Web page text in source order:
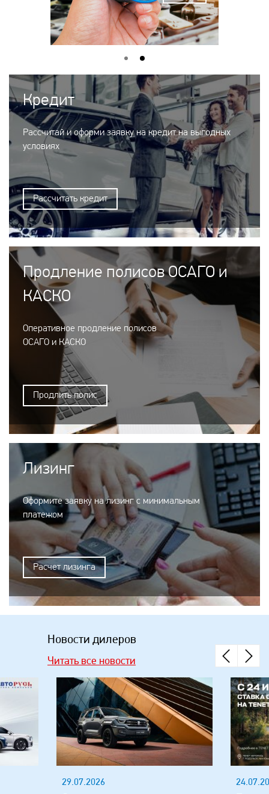
Кредит
Рассчитай и оформи заявку на кредит на выгодных
условиях
Рассчитать кредит
Продление полисов ОСАГО и
КАСКО
Оперативное продление полисов
ОСАГО и КАСКО
Продлить полис
Лизинг
Оформите заявку на лизинг с минимальным
платежом
Расчет лизинга
Новости дилеров
Читать все новости
29.07.2026